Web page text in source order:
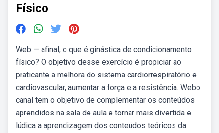
Físico
Web — afinal, o que é ginástica de condicionamento
físico? O objetivo desse exercício é propiciar ao
praticante a melhora do sistema cardiorrespiratório e
cardiovascular, aumentar a força e a resistência. Webo
canal tem o objetivo de complementar os conteúdos
aprendidos na sala de aula e tornar mais divertida e
lúdica a aprendizagem dos conteúdos teóricos da